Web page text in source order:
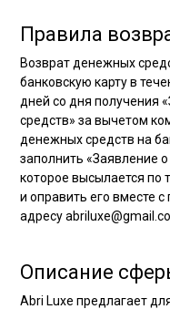
Правила
Возврат денежных
банковскую карту в
дней со дня получения
средств» за вычетом
денежных средств на
заполнить «Заявление
которое высылается по
и оправить его вместе
адресу
Описание
Abri Luxe предлагает